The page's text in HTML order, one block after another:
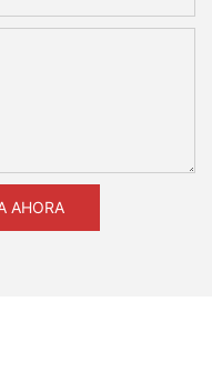
AHORA